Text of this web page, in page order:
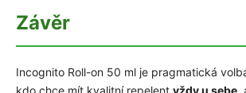
Závěr
Incognito Roll-on 50 ml je pragmatická
kdo chce mít kvalitní repelent vždy u sebe,